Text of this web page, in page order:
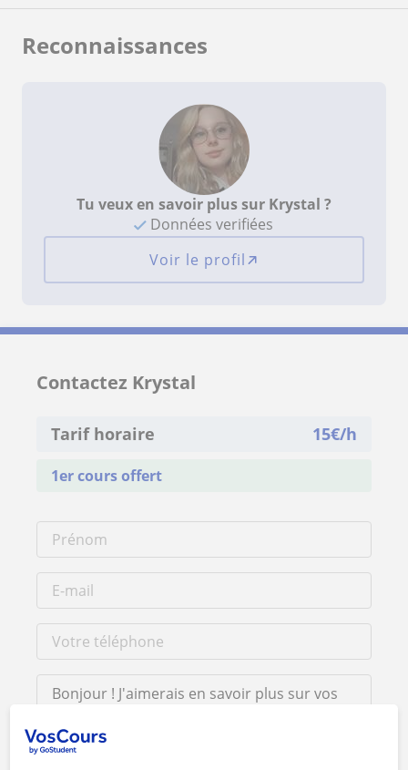
Reconnaissances
Tu veux en savoir plus sur Krystal ?
Données verifiées
Voir le profil
Contactez Krystal
Tarif horaire 15€/h
1er cours offert